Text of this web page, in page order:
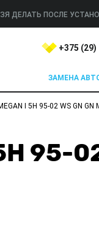
ДЕЛАТЬ ПОСЛЕ
+375 (29)
ЗАМЕНА
I 5H 95-02 WS GN GN
95-